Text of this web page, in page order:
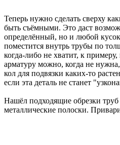
Теперь нужно сделать сверху
быть съёмными. Это даст
определённый, но и любой
поместится внутрь трубы по
когда-либо не хватит, к
арматуру можно, когда не
кол для подвязки каких-то
если эта деталь не станет
Нашёл подходящие обрезки труб
металлические полоски.